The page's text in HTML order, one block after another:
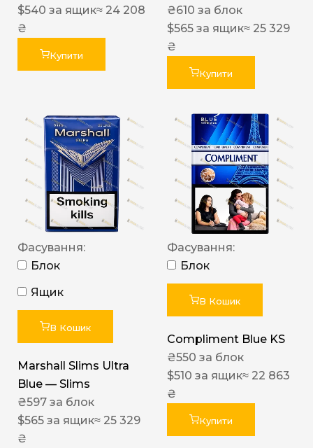
$540 за ящик≈ 24 208
₴
Купити
₴610 за блок
$565 за ящик≈ 25 329
₴
Купити
Фасування:
Блок
Ящик
В Кошик
Marshall Slims Ultra
Blue — Slims
₴597 за блок
$565 за ящик≈ 25 329
₴
Фасування:
Блок
В Кошик
Compliment Blue KS
₴550 за блок
$510 за ящик≈ 22 863
₴
Купити